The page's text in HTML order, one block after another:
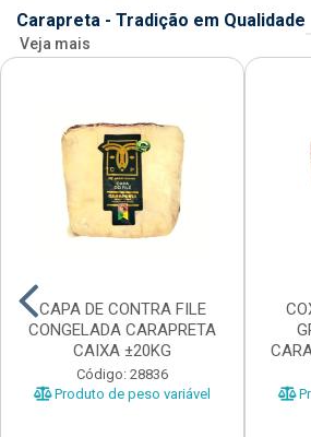
Carapreta - Tradição em Qualidade
Veja mais
CAPA DE CONTRA FILE
CONGELADA CARAPRETA
CAIXA ±20KG
Código: 28836
Produto de peso variável